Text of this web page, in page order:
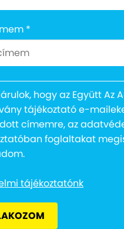
*
hogy az Együtt Az
tájékoztató e-
címemre, az
foglaltakat
tájékoztatónk